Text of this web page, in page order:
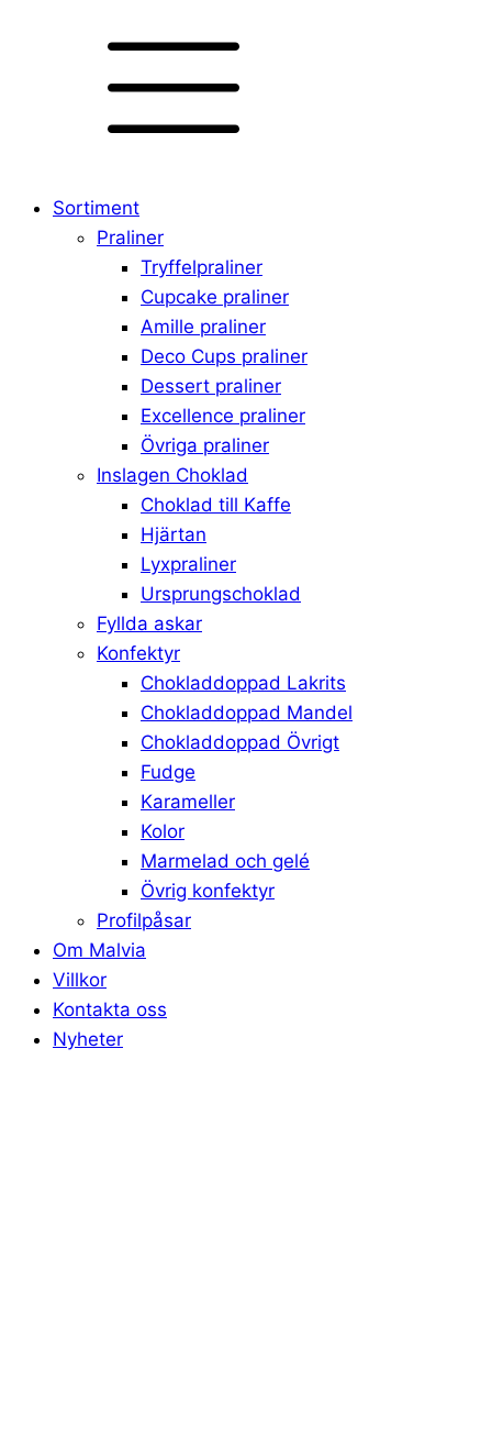
Sortiment
Praliner
Tryffelpraliner
Cupcake praliner
Amille praliner
Deco Cups praliner
Dessert praliner
Excellence praliner
Övriga praliner
Inslagen Choklad
Choklad till Kaffe
Hjärtan
Lyxpraliner
Ursprungschoklad
Fyllda askar
Konfektyr
Chokladdoppad Lakrits
Chokladdoppad Mandel
Chokladdoppad Övrigt
Fudge
Karameller
Kolor
Marmelad och gelé
Övrig konfektyr
Profilpåsar
Om Malvia
Villkor
Kontakta oss
Nyheter